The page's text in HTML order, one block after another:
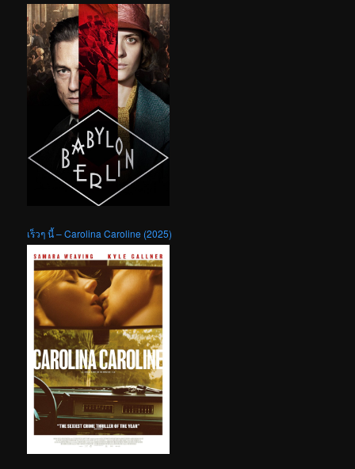
เร็วๆ นี้ – Carolina Caroline (2025)